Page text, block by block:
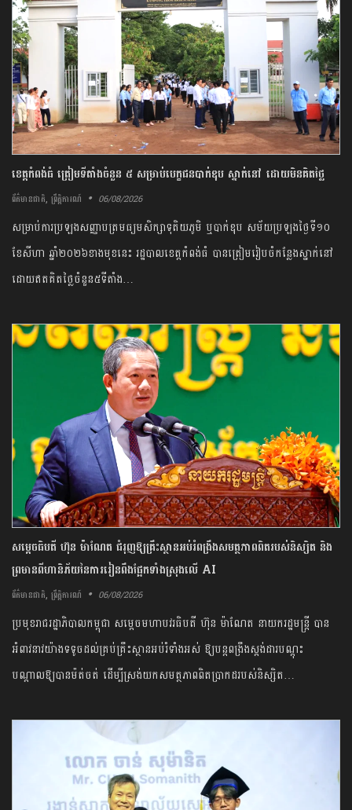
ខេត្ត​កំពង់ធំ​ ត្រៀម​ទីតាំង​ចំនួន​ ​៥​ ​សម្រាប់​បេក្ខជន​បាក់ឌុប ស្នាក់នៅ ​ដោយ​មិន​គិត​ថ្លៃ​
ព័ត៌មានជាតិ, ព្រឹត្តិការណ៍ 06/08/2026
​សម្រាប់​ការ​ប្រឡង​សញ្ញាបត្រ​មធ្យមសិក្សា​ទុតិយភូមិ ​ឬ​បាក់ឌុប ​សម័យ​ប្រឡង​ថ្ងៃទី​១០​ ​
ខែសីហា ​ឆ្នាំ​២០២៦​ខាងមុខ​នេះ​ រដ្ឋបាល​ខេត្ត​កំពង់ធំ​ បាន​ត្រៀម​រៀបចំ​កន្លែង​ស្នាក់​នៅ​
ដោយ​ឥត​គិត​ថ្លៃ​ចំនួន​៥​ទីតាំង​…
សម្តេច​ធិបតី​ ហ៊ុន​ ​ម៉ាណែត ​ជំរុញ​ឱ្យ​គ្រឹះស្ថាន​អប់រំ​ពង្រឹង​សមត្ថភាព​ពិត​របស់​និស្សិត​ ​និង​
ព្រមាន​ពី​ហានិភ័យ​នៃ​ការ​រៀន​ពឹងផ្អែក​ទាំងស្រុង​លើ​ ​AI​
ព័ត៌មានជាតិ, ព្រឹត្តិការណ៍ 06/08/2026
​ប្រមុខ​រាជ​រដ្ឋាភិបាល​កម្ពុជា​ ​សម្តេច​មហា​បវរ​ធិបតី​ ហ៊ុន​ ​ម៉ាណែត ​នាយក​រដ្ឋមន្ត្រី​ ​បាន​
អំពាវនាវ​យ៉ាង​ទទូច​ដល់​គ្រប់គ្រឹះស្ថាន​អប់រំ​ទាំងអស់​ ​ឱ្យ​បន្ត​ពង្រឹង​ស្តង់ដារ​បណ្តុះ
បណ្តាលឱ្យ​បាន​ម៉ត់ចត់​ ​ដើម្បី​ស្រង់​យក​សមត្ថភាព​ពិត​ប្រាកដ​របស់​និស្សិត​…